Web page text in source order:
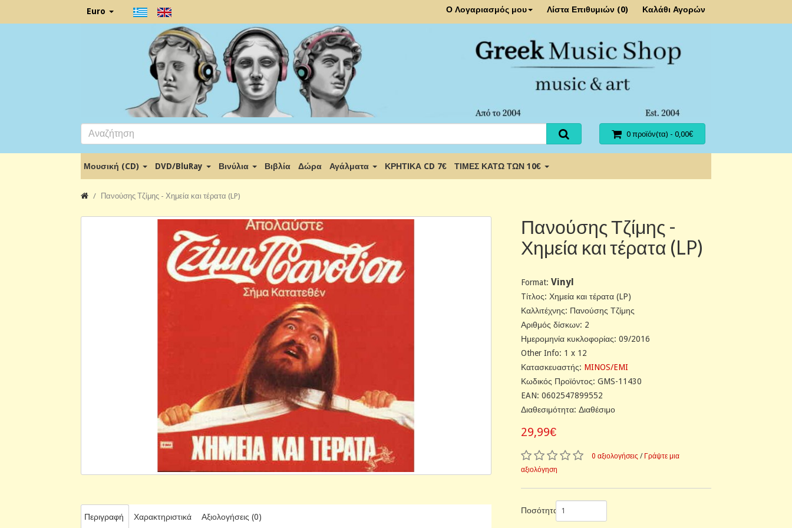
Euro Ο Λογαριασμός μου Λίστα Επιθυμιών (0) Καλάθι Αγορών
0 προϊόν(τα) - 0,00€
Μουσική (CD) DVD/BluRay Βινύλια Βιβλία Δώρα Αγάλματα ΚΡΗΤΙΚΑ CD 7€ ΤΙΜΕΣ ΚΑΤΩ ΤΩΝ 10€
Πανούσης Τζίμης - Χημεία και τέρατα (LP)
Περιγραφή Χαρακτηριστικά Αξιολογήσεις (0)
Πανούσης Τζίμης -
Χημεία και τέρατα (LP)
Format: Vinyl
Tίτλος: Χημεία και τέρατα (LP)
Καλλιτέχνης: Πανούσης Τζίμης
Αριθμός δίσκων: 2
Ημερομηνία κυκλοφορίας: 09/2016
Other Info: 1 x 12
Κατασκευαστής: MINOS/EMI
Κωδικός Προϊόντος: GMS-11430
EAN: 0602547899552
Διαθεσιμότητα: Διαθέσιμο
29,99€
0 αξιολογήσεις / Γράψτε μια
αξιολόγηση
Ποσότητα